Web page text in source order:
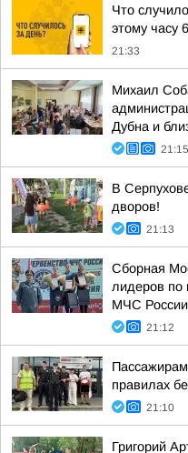
Что
этому часу
21:33
Михаил
Дубна и
21:15
В
дворов!
21:13
Сборная
лидеров по
МЧС
21:12
правилах
21:10
Григорий